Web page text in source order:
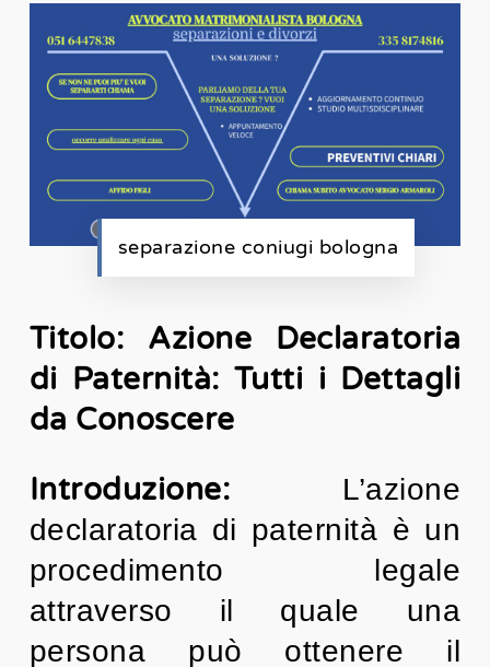
separazione coniugi bologna
Titolo: Azione Declaratoria
di Paternità: Tutti i Dettagli
da Conoscere
Introduzione: L’azione
declaratoria di paternità è un
procedimento legale
attraverso il quale una
persona può ottenere il